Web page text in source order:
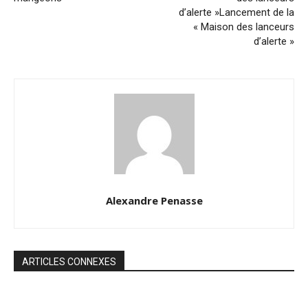
d’alerte »Lancement de la
« Maison des lanceurs
d’alerte »
Alexandre Penasse
ARTICLES CONNEXES